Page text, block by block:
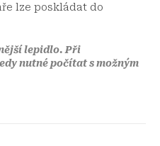
lze poskládat do
lepidlo. Při
nutné počítat s možným